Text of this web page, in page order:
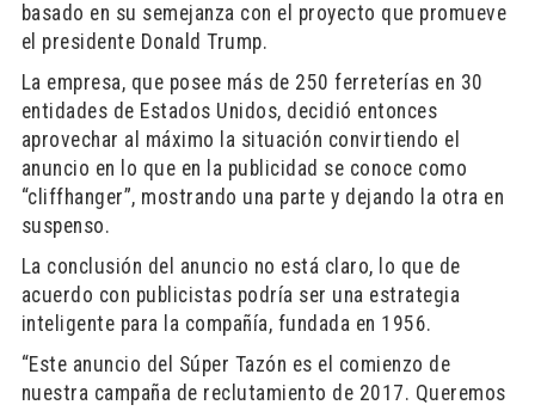
basado en su semejanza con el proyecto que promueve
el presidente Donald Trump.
La empresa, que posee más de 250 ferreterías en 30
entidades de Estados Unidos, decidió entonces
aprovechar al máximo la situación convirtiendo el
anuncio en lo que en la publicidad se conoce como
“cliffhanger”, mostrando una parte y dejando la otra en
suspenso.
La conclusión del anuncio no está claro, lo que de
acuerdo con publicistas podría ser una estrategia
inteligente para la compañía, fundada en 1956.
“Este anuncio del Súper Tazón es el comienzo de
nuestra campaña de reclutamiento de 2017. Queremos